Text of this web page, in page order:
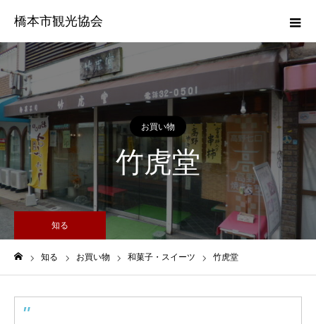
橋本市観光協会
お買い物
竹虎堂
知る
知る お買い物 和菓子・スイーツ 竹虎堂